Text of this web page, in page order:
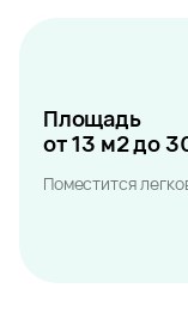
Площадь
от 13 м2 до
Поместится